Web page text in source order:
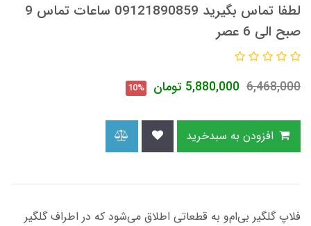
لطفا تماس بگیرید 09121890859 ساعات تماس 9
صبح الی 6 عصر
6,468,000
5,880,000 تومان 10%
فلاپ گلگیر بی‌ام‌و به قطعاتی اطلاق می‌شود که در اطراف گلگیر